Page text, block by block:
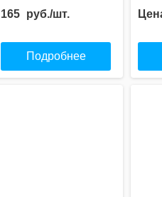
165 руб./шт.
Подробнее